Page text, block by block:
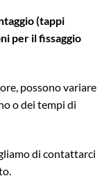
(tappi
per il fissaggio
possono variare
o dei tempi di
di contattarci